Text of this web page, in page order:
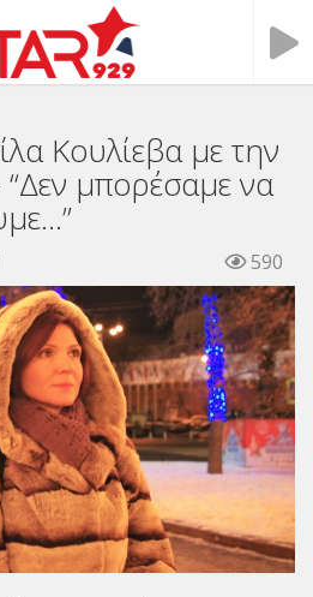
Κουλίεβα με την
μπορέσαμε να
590